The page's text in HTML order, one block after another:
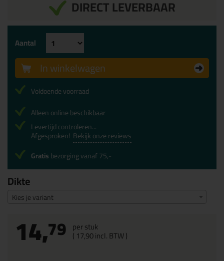
DIRECT LEVERBAAR
Dikte
Kies je variant
14,79 per stuk
( 17,90incl. BTW )
Aantal
In winkelwagen
Voldoende voorraad
Alleen online beschikbaar
Levertijd controleren...
Afgesproken! Bekijk onze reviews
Gratisbezorging vanaf 75,-